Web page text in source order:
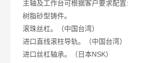
主轴及工作台可根据客户要求配置:
树脂砂型铸件。
滚珠丝杠。（中国台湾）
进口直线滚柱导轨。（中国台湾）
进口丝杠轴承。（日本NSK）